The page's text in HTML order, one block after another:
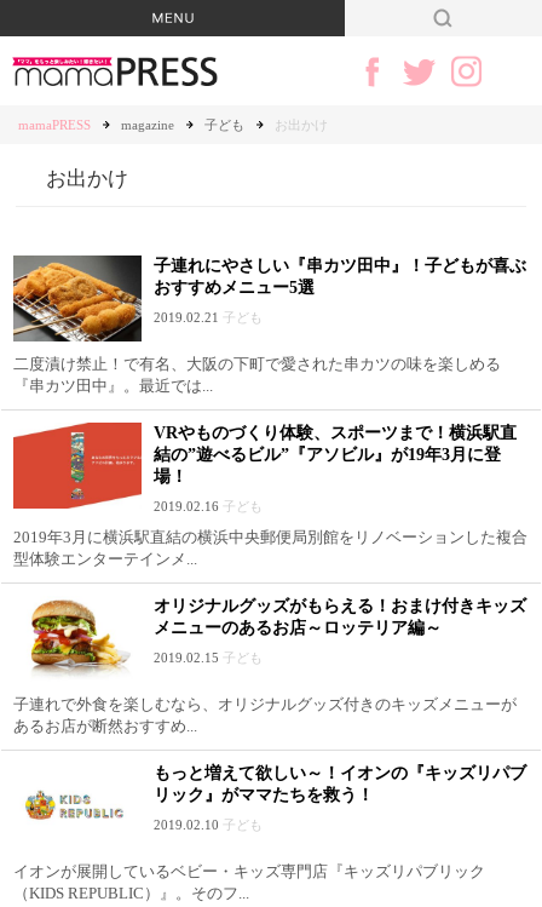
mamaPRESS magazine 子ども お出かけ
お出かけ
子連れにやさしい『串カツ田中』！子どもが喜ぶ
おすすめメニュー5選
2019.02.21 子ども
二度漬け禁止！で有名、大阪の下町で愛された串カツの味を楽しめる
『串カツ田中』。最近では...
VRやものづくり体験、スポーツまで！横浜駅直
結の”遊べるビル”『アソビル』が19年3月に登
場！
2019.02.16 子ども
2019年3月に横浜駅直結の横浜中央郵便局別館をリノベーションした複合
型体験エンターテインメ...
オリジナルグッズがもらえる！おまけ付きキッズ
メニューのあるお店～ロッテリア編～
2019.02.15 子ども
子連れで外食を楽しむなら、オリジナルグッズ付きのキッズメニューが
あるお店が断然おすすめ...
もっと増えて欲しい～！イオンの『キッズリパブ
リック』がママたちを救う！
2019.02.10 子ども
イオンが展開しているベビー・キッズ専門店『キッズリパブリック
（KIDS REPUBLIC）』。そのフ...